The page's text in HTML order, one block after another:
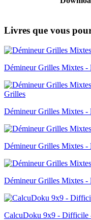
Livres que vous
Démineur Grilles Mixtes
Démineur Grilles Mixtes
Démineur Grilles Mixtes
Démineur Grilles Mixtes -
CalcuDoku 9x9 - Difficile